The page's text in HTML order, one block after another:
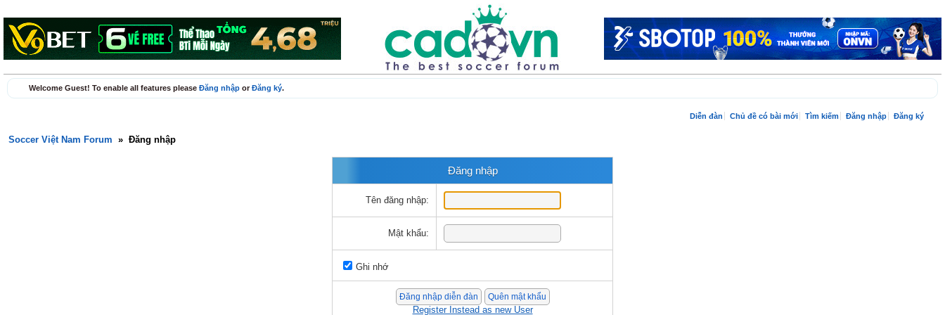
Welcome Guest! To enable all features please Đăng nhập orĐăng ký.
Diễn đàn Chủ đề có bài mới Tìm kiếm Đăng nhập Đăng ký
Soccer Việt Nam Forum » Đăng nhập
Đăng nhập
Tên đăng nhập:
Mật khẩu:
Ghi nhớ
Register Instead as new User